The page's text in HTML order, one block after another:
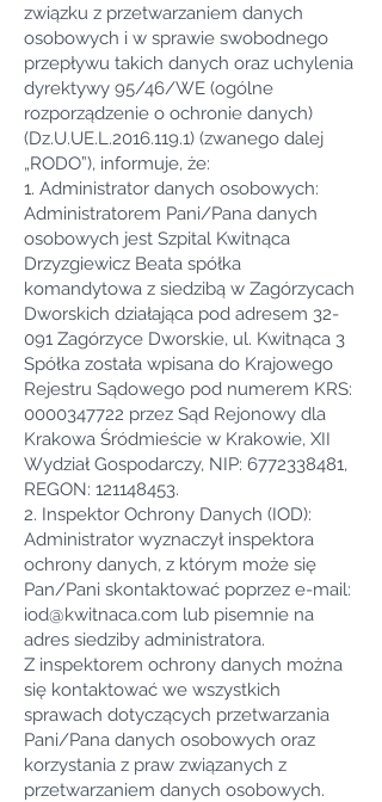
związku z przetwarzaniem danych
osobowych i w sprawie swobodnego
przepływu takich danych oraz uchylenia
dyrektywy 95/46/WE (ogólne
rozporządzenie o ochronie danych)
(Dz.U.UE.L.2016.119.1) (zwanego dalej
„RODO”), informuje, że:
1. Administrator danych osobowych:
Administratorem Pani/Pana danych
osobowych jest Szpital Kwitnąca
Drzyzgiewicz Beata spółka
komandytowa z siedzibą w Zagórzycach
Dworskich działająca pod adresem 32-
091 Zagórzyce Dworskie, ul. Kwitnąca 3
Spółka została wpisana do Krajowego
Rejestru Sądowego pod numerem KRS:
0000347722 przez Sąd Rejonowy dla
Krakowa Śródmieście w Krakowie, XII
Wydział Gospodarczy, NIP: 6772338481,
REGON: 121148453.
2. Inspektor Ochrony Danych (IOD):
Administrator wyznaczył inspektora
ochrony danych, z którym może się
Pan/Pani skontaktować poprzez e-mail:
iod@kwitnaca.com lub pisemnie na
adres siedziby administratora.
Z inspektorem ochrony danych można
się kontaktować we wszystkich
sprawach dotyczących przetwarzania
Pani/Pana danych osobowych oraz
korzystania z praw związanych z
przetwarzaniem danych osobowych.